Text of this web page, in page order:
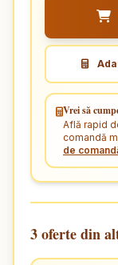
Vrei să
Află rapid
comandă
de
3 oferte din